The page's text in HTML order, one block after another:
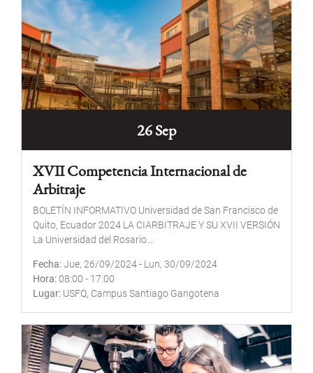
26 Sep
XVII Competencia Internacional de
Arbitraje
BOLETÍN INFORMATIVO Universidad de San Francisco de
Quito, Ecuador 2024 LA CIARBITRAJE Y SU XVII VERSIÓN
La Universidad del Rosario...
Fecha Jue, 26/09/2024- Lun, 30/09/2024
Hora 08:00 - 17:00
Lugar USFQ, Campus Santiago Gangotena